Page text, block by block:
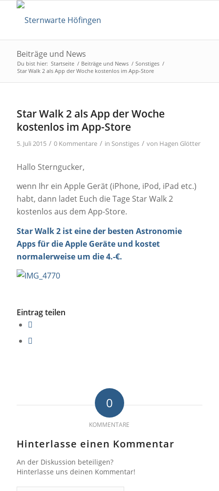
Beiträge und News
Du bist hier: Startseite / Beiträge und News / Sonstiges /
Star Walk 2 als App der Woche kostenlos im App-Store
Star Walk 2 als App der Woche
kostenlos im App-Store
5. Juli 2015 / 0 Kommentare / in Sonstiges / von Hagen Glötter
Hallo Sterngucker,
wenn Ihr ein Apple Gerät (iPhone, iPod, iPad etc.)
habt, dann ladet Euch die Tage Star Walk 2
kostenlos aus dem App-Store.
Star Walk 2 ist eine der besten Astronomie
Apps für die Apple Geräte und kostet
normalerweise um die 4.-€.
Eintrag teilen
0
KOMMENTARE
Hinterlasse einen Kommentar
An der Diskussion beteiligen?
Hinterlasse uns deinen Kommentar!